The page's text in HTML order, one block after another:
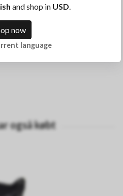
and shop in USD.
now
language